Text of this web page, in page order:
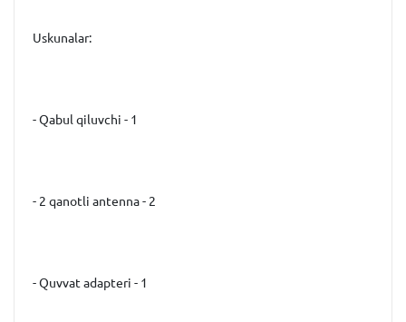
Uskunalar:
- Qabul qiluvchi - 1
- 2 qanotli antenna - 2
- Quvvat adapteri - 1